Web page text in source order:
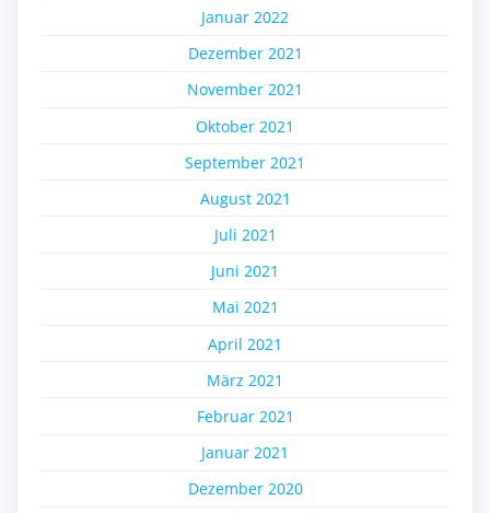
Januar 2022
Dezember 2021
November 2021
Oktober 2021
September 2021
August 2021
Juli 2021
Juni 2021
Mai 2021
April 2021
März 2021
Februar 2021
Januar 2021
Dezember 2020